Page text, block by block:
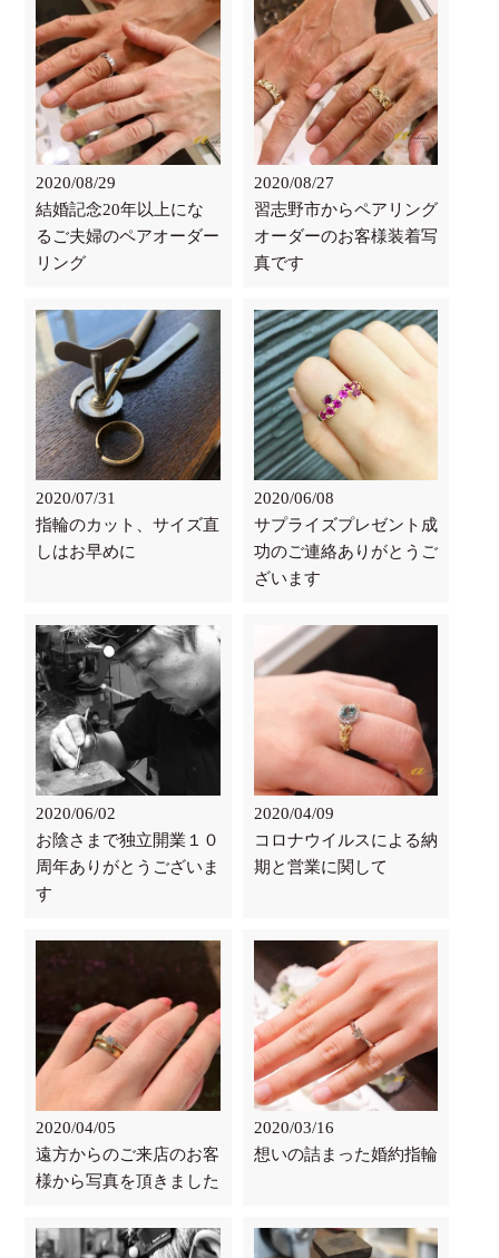
2020/08/29
結婚記念20年以上にな
るご夫婦のペアオーダー
リング
2020/08/27
習志野市からペアリング
オーダーのお客様装着写
真です
2020/07/31
指輪のカット、サイズ直
しはお早めに
2020/06/08
サプライズプレゼント成
功のご連絡ありがとうご
ざいます
2020/06/02
お陰さまで独立開業１０
周年ありがとうございま
す
2020/04/09
コロナウイルスによる納
期と営業に関して
2020/04/05
遠方からのご来店のお客
様から写真を頂きました
2020/03/16
想いの詰まった婚約指輪